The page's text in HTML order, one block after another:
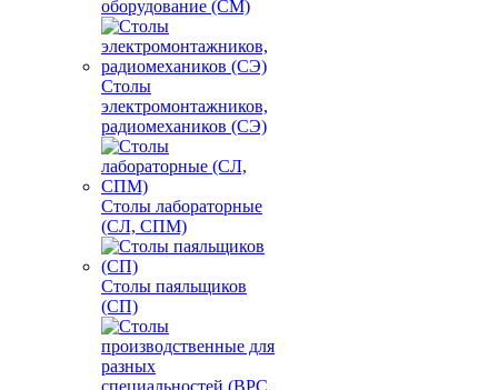
оборудование (СМ)
Столы
электромонтажников,
радиомехаников (СЭ)
Столы лабораторные
(СЛ, СПМ)
Столы паяльщиков
(СП)